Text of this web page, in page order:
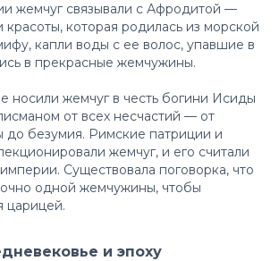
жемчуг связывали с Афродитой —
которая родилась из морской
капли воды с ее волос, упавшие в
в прекрасные жемчужины.
носили жемчуг в честь богини Исиды
от всех несчастий — от
до безумия. Римские патриции и
жемчуг, и его считали
Существовала поговорка, что
одной жемчужины, чтобы
царицей.
и эпоху